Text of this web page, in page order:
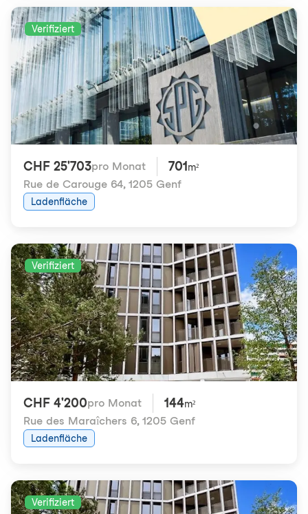
Verifiziert
CHF 25'703pro Monat 701 m²
Rue de Carouge 64, 1205 Genf
Ladenfläche
Verifiziert
CHF 4'200pro Monat 144m²
Rue des Maraîchers 6, 1205 Genf
Ladenfläche
Verifiziert